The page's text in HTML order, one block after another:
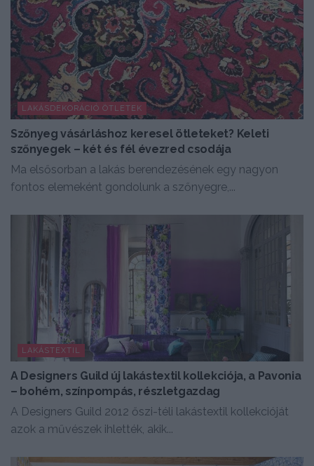
LAKÁSDEKORÁCIÓ ÖTLETEK
Szőnyeg vásárláshoz keresel ötleteket? Keleti
szőnyegek – két és fél évezred csodája
Ma elsősorban a lakás berendezésének egy nagyon
fontos elemeként gondolunk a szőnyegre,...
LAKÁSTEXTIL
A Designers Guild új lakástextil kollekciója, a Pavonia
– bohém, színpompás, részletgazdag
A Designers Guild 2012 őszi-téli lakástextil kollekcióját
azok a művészek ihlették, akik...